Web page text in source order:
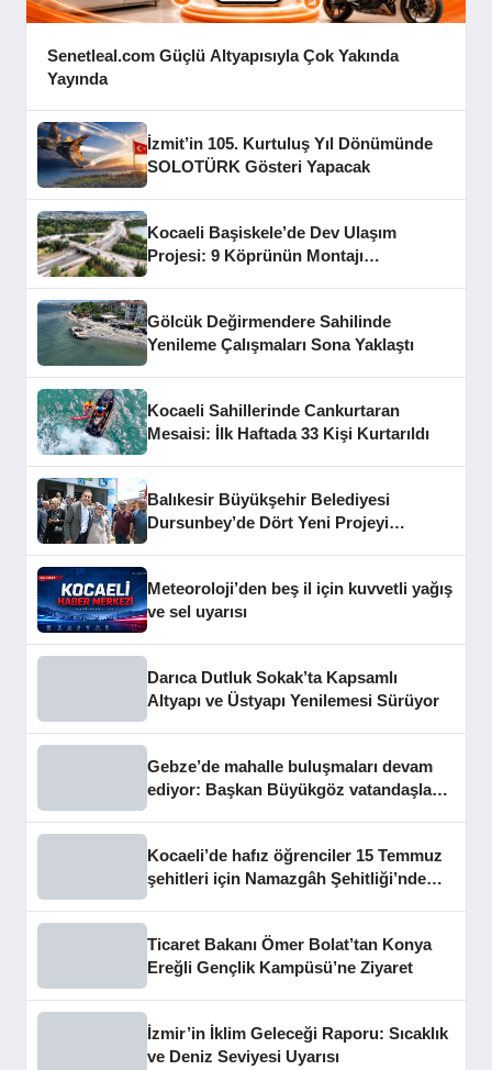
Senetleal.com Güçlü Altyapısıyla Çok Yakında
Yayında
İzmit’in 105. Kurtuluş Yıl Dönümünde
SOLOTÜRK Gösteri Yapacak
Kocaeli Başiskele’de Dev Ulaşım
Projesi: 9 Köprünün Montajı
Gölcük Değirmendere Sahilinde
Yenileme Çalışmaları Sona Yaklaştı
Kocaeli Sahillerinde Cankurtaran
Mesaisi: İlk Haftada 33 Kişi Kurtarıldı
Balıkesir Büyükşehir Belediyesi
Dursunbey’de Dört Yeni Projeyi
Meteoroloji’den beş il için kuvvetli yağış
ve sel uyarısı
Darıca Dutluk Sokak’ta Kapsamlı
Altyapı ve Üstyapı Yenilemesi Sürüyor
Gebze’de mahalle buluşmaları devam
ediyor: Başkan Büyükgöz vatandaşları
Kocaeli’de hafız öğrenciler 15 Temmuz
şehitleri için Namazgâh Şehitliği’nde
Ticaret Bakanı Ömer Bolat’tan Konya
Ereğli Gençlik Kampüsü’ne Ziyaret
İzmir’in İklim Geleceği Raporu: Sıcaklık
ve Deniz Seviyesi Uyarısı